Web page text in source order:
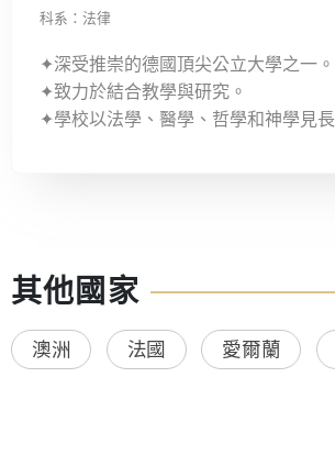
科系： 法律
✦深受推崇的德國頂尖公立大學之一。
✦致力於結合教學與研究。
✦學校以法學、醫學、哲學和神學見長
其他國家
澳洲 法國 愛爾蘭